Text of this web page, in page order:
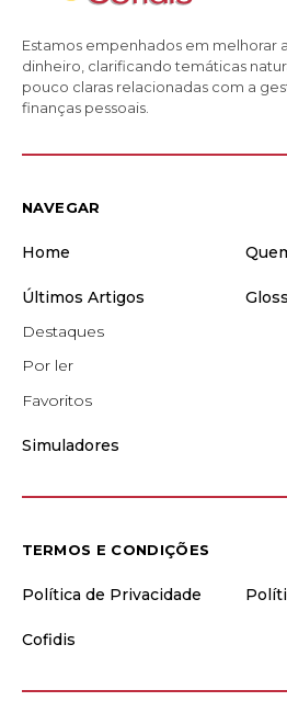
Estamos empenhados em melhorar
dinheiro, clarificando temáticas
pouco claras relacionadas com a
finanças pessoais.
NAVEGAR
Home
Últimos Artigos
Destaques
Por ler
Favoritos
Simuladores
TERMOS E CONDIÇÕES
Política de Privacidade
Cofidis